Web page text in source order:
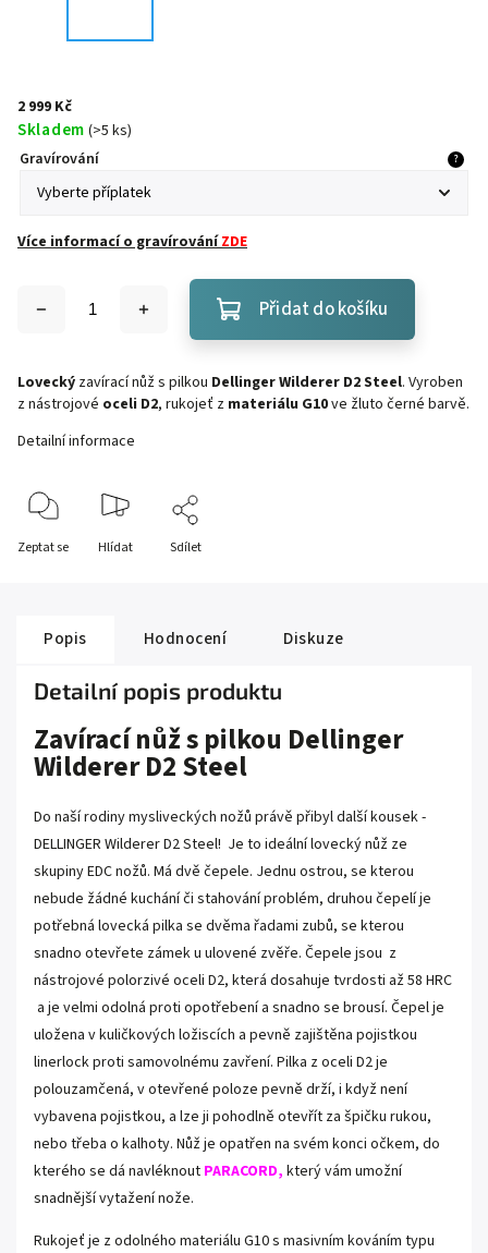
2 999 Kč
Skladem (>5 ks)
Gravírování
?
Více informací o gravírováníZDE
Přidat do košíku
Lovecký zavírací nůž s pilkou Dellinger Wilderer D2 Steel. Vyroben
z nástrojové oceli D2, rukojeť z materiálu G10ve žluto černé barvě.
Detailní informace
Zeptat se Hlídat Sdílet
Popis Hodnocení Diskuze
Detailní popis produktu
Zavírací nůž s pilkou Dellinger
Wilderer D2 Steel
Do naší rodiny mysliveckých nožů právě přibyl další kousek -
DELLINGER Wilderer D2 Steel! Je to ideální lovecký nůž ze
skupinyEDCnožů. Má dvě čepele. Jednu ostrou, se kterou
nebude žádné kuchání či stahování problém, druhou čepelí je
potřebná lovecká pilka se dvěma řadami zubů, se kterou
snadno otevřete zámek u ulovené zvěře. Čepele jsou z
nástrojové polorzivé oceli D2, která dosahuje tvrdosti až58 HRC
a je velmi odolná proti opotřebení a snadno se brousí. Čepel je
uložena v kuličkových ložiscích a pevně zajištěna pojistkou
linerlock proti samovolnému zavření. Pilka z oceli D2 je
polouzamčená, v otevřené poloze pevně drží, i když není
vybavena pojistkou, a lze ji pohodlně otevřít za špičku rukou,
nebo třeba o kalhoty. Nůž je opatřen na svém konci očkem, do
kterého se dá navléknout PARACORD, který vám umožní
snadnější vytažení nože.
Rukojeť je z odolného materiálu G10 s masivním kováním typu